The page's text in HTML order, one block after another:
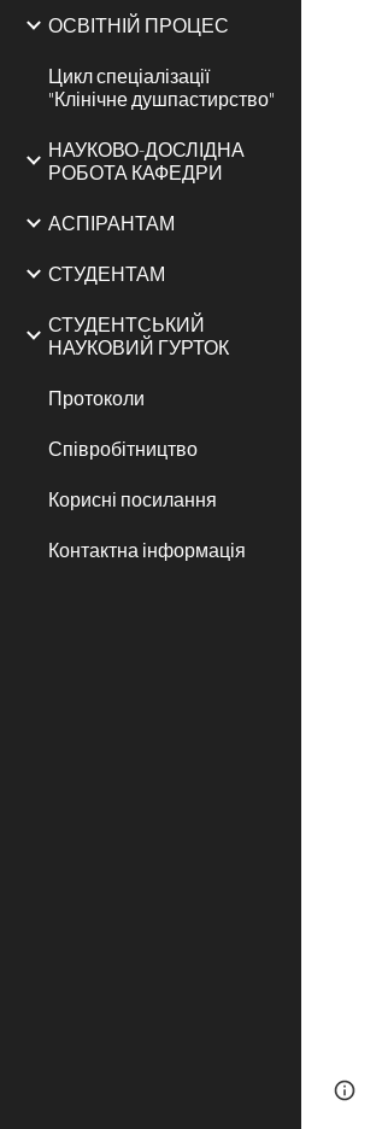
ОСВІТНІЙ ПРОЦЕС
Цикл спеціалізації
"Клінічне душпастирство"
НАУКОВО-ДОСЛІДНА
РОБОТА КАФЕДРИ
АСПІРАНТАМ
СТУДЕНТАМ
СТУДЕНТСЬКИЙ
НАУКОВИЙ ГУРТОК
Протоколи
Співробітництво
Корисні посилання
Контактна інформація